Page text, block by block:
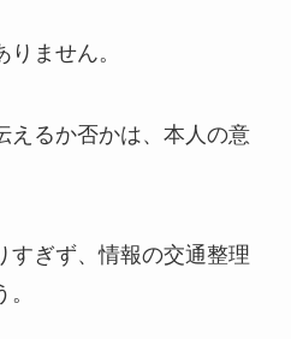
ません。
えるか否かは、本人の意
すぎず、情報の交通整理